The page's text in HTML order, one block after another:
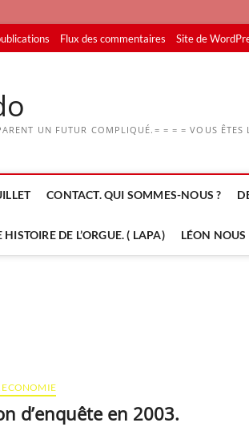
Flux des commentaires Site de
UN FUTUR COMPLIQUÉ.= = = = VOUS
CONTACT. QUI SOMMES-NOUS ?
HISTOIRE DE L’ORGUE. ( LAPA) LÉON NOUS
ECONOMIE
d’enquête en 2003.